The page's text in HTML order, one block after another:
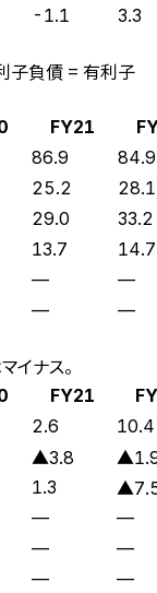
-1.1 3.3
子負債 = 有利子
FY21
86.9 84.9
25.2 28.1
29.0 33.2
13.7 14.7
— —
— —
イナス。
FY21
2.6 10.4
▲3.8
1.3
— —
— —
— —